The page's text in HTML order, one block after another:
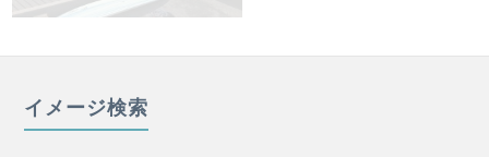
イメージ検索